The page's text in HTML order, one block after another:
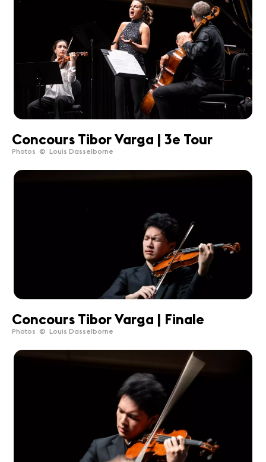
Concours Tibor Varga | 3e Tour
Photos © Louis Dasselborne
Concours Tibor Varga | Finale
Photos © Louis Dasselborne